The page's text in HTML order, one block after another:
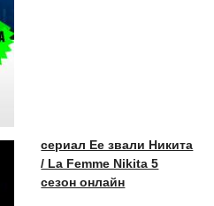
сериал Ее звали Никита
/ La Femme Nikita 5
сезон онлайн